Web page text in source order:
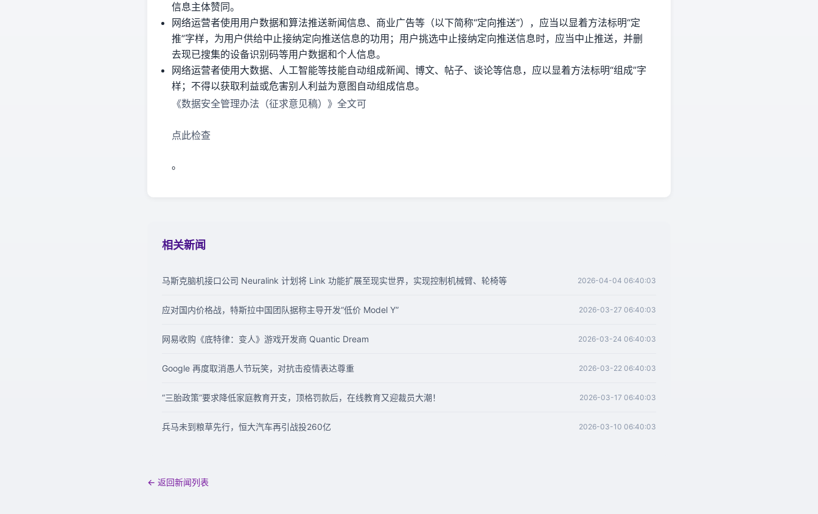
信息主体赞同。
网络运营者使用用户数据和算法推送新闻信息、商业广告等（以下简称“定向推送”），应当以显着方法标明“定
推”字样，为用户供给中止接纳定向推送信息的功用；用户挑选中止接纳定向推送信息时，应当中止推送，并删
去现已搜集的设备识别码等用户数据和个人信息。
网络运营者使用大数据、人工智能等技能自动组成新闻、博文、帖子、谈论等信息，应以显着方法标明“组成”字
样；不得以获取利益或危害别人利益为意图自动组成信息。
《数据安全管理办法（征求意见稿）》全文可
点此检查
。
相关新闻
马斯克脑机接口公司 Neuralink 计划将 Link 功能扩展至现实世界，实现控制机械臂、轮椅等 2026-04-04 06:40:03
应对国内价格战，特斯拉中国团队据称主导开发“低价 Model Y” 2026-03-27 06:40:03
网易收购《底特律：变人》游戏开发商 Quantic Dream 2026-03-24 06:40:03
Google 再度取消愚人节玩笑，对抗击疫情表达尊重 2026-03-22 06:40:03
“三胎政策”要求降低家庭教育开支，顶格罚款后，在线教育又迎裁员大潮！ 2026-03-17 06:40:03
兵马未到粮草先行，恒大汽车再引战投260亿 2026-03-10 06:40:03
← 返回新闻列表